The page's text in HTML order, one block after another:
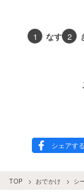
1 なす 2
TOP おでかけ シ